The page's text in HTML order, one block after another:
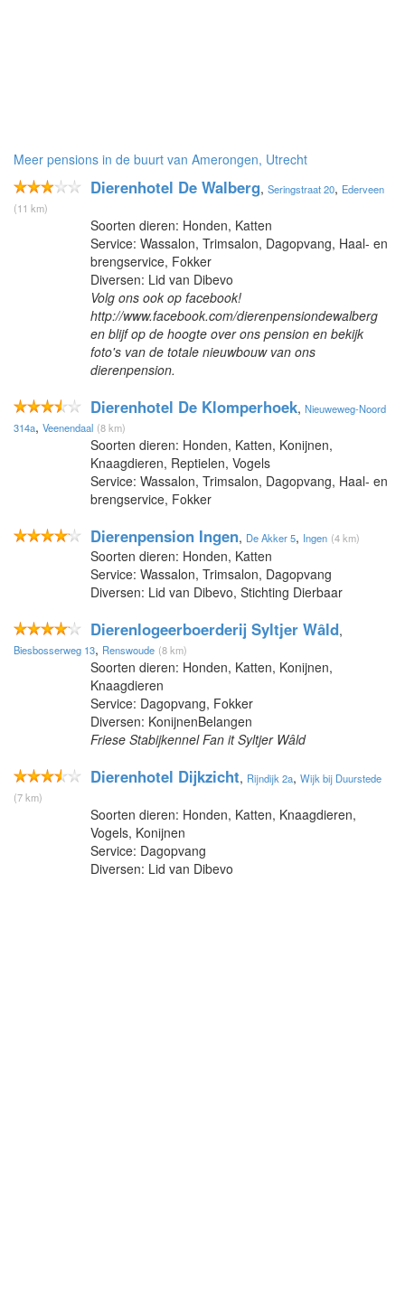
Meer pensions in de buurt van Amerongen, Utrecht
Dierenhotel De Walberg, Seringstraat 20, Ederveen
(11 km)
Soorten dieren: Honden, Katten
Service: Wassalon, Trimsalon, Dagopvang, Haal- en
brengservice, Fokker
Diversen: Lid van Dibevo
Volg ons ook op facebook!
http://www.facebook.com/dierenpensiondewalberg
en blijf op de hoogte over ons pension en bekijk
foto's van de totale nieuwbouw van ons
dierenpension.
Dierenhotel De Klomperhoek, Nieuweweg-Noord
314a, Veenendaal (8 km)
Soorten dieren: Honden, Katten, Konijnen,
Knaagdieren, Reptielen, Vogels
Service: Wassalon, Trimsalon, Dagopvang, Haal- en
brengservice, Fokker
Dierenpension Ingen, De Akker 5, Ingen (4 km)
Soorten dieren: Honden, Katten
Service: Wassalon, Trimsalon, Dagopvang
Diversen: Lid van Dibevo, Stichting Dierbaar
Dierenlogeerboerderij Syltjer Wâld,
Biesbosserweg 13, Renswoude (8 km)
Soorten dieren: Honden, Katten, Konijnen,
Knaagdieren
Service: Dagopvang, Fokker
Diversen: KonijnenBelangen
Friese Stabijkennel Fan it Syltjer Wâld
Dierenhotel Dijkzicht, Rijndijk 2a, Wijk bij Duurstede
(7 km)
Soorten dieren: Honden, Katten, Knaagdieren,
Vogels, Konijnen
Service: Dagopvang
Diversen: Lid van Dibevo